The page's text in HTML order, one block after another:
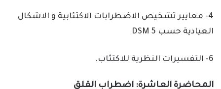
4- معايير تشخيص الاضطرابات الاكتئابية و الاشكال
العيادية حسب DSM 5
6- التفسيرات النظرية للاكتئاب.
المحاضرة العاشرة: اضطراب القلق